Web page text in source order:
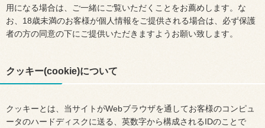
用になる場合は、ご一緒にご覧いただくことをお薦めします。な
お、18歳未満のお客様が個人情報をご提供される場合は、必ず保護
者の方の同意の下にご提供いただきますようお願い致します。
クッキー(cookie)について
クッキーとは、当サイトがWebブラウザを通してお客様のコンピュ
ータのハードディスクに送る、英数字から構成されるIDのことで